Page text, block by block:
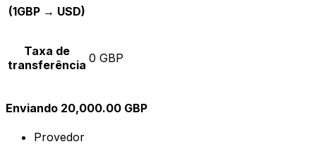
(1GBP → USD)
Taxa de
transferência 0 GBP
Enviando 20,000.00 GBP
Provedor